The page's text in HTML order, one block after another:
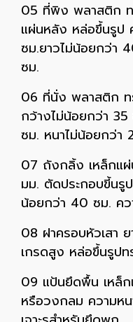
05 ที่พิง พลาสติก ท
แผ่นหลัง หล่อขึ้นรูป
ซม.ยาวไม่น้อยกว่า
ซม.
06 ที่นั่ง พลาสติก ท
กว้างไม่น้อยกว่า
ซม. หนาไม่น้อยกว่า
07 ถังกลิ้ง เหล็กแผ่
มม. ตัดประกอบขี้น
น้อยกว่า 40 ซม. ค
08 ฝาครอบหัวเสา ย
เกรดสูง หล่อขึ้นรูป
09 แป้นยึดพื้น เหล็ก
หรือวงกลม ความห